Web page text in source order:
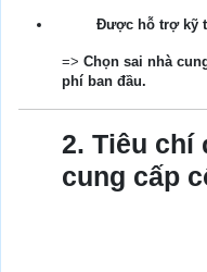
Được hỗ trợ kỹ
=> Chọn sai nhà
phí ban đầu.
2. Tiêu chí
cung cấp